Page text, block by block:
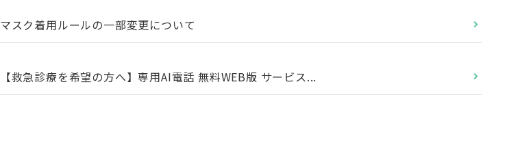
マスク着用ルールの一部変更について
【救急診療を希望の方へ】専用AI電話 無料WEB版 サービス...